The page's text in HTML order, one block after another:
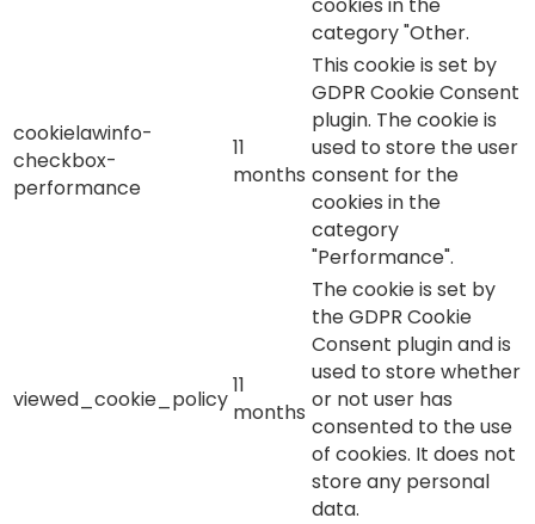
category "Other.
cookielawinfo-
checkbox-
performance
11
months
This cookie is set by
GDPR Cookie Consent
plugin. The cookie is
used to store the user
consent for the
cookies in the
category
"Performance".
viewed_cookie_policy
11
months
The cookie is set by
the GDPR Cookie
Consent plugin and is
used to store whether
or not user has
consented to the use
of cookies. It does not
store any personal
data.